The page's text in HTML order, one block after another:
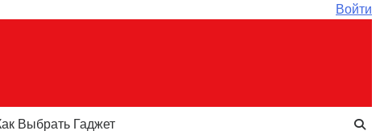
Войти
Выбрать Гаджет